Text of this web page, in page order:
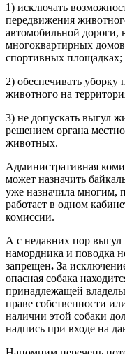
1) исключать
передвижения
автомобильной дороги,
многоквартирных
спортивных площадках;
2) обеспечивать уборку
животного на
3) не допускать выгул
решением органа
животных.
Административная
может назначить
уже назначила многим,
работает в одном
комиссии.
А с недавних пор выгул
намордника и поводка
запрещен. За
опасная собака
принадлежащей
праве собственности
наличии этой собаки
надпись при входе на